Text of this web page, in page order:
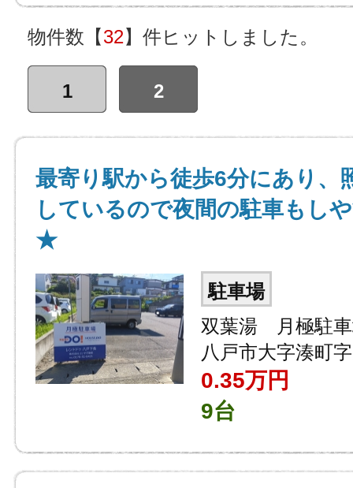
物件数【32】件ヒットしました。
1 2
最寄り駅から徒歩6分にあり、
しているので夜間の駐車もし
★
駐車場
双葉湯 月極駐
八戸市大字湊町
0.35万円
9台